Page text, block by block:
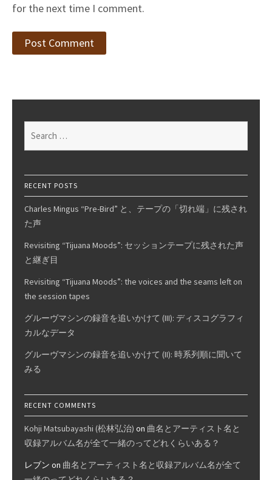
for the next time I comment.
for:
RECENT POSTS
Charles Mingus “Pre-Bird” と、テープの「切れ端」に残され
た声
Revisiting “Tijuana Moods”: セッションテープに残された声
と継ぎ目
Revisiting “Tijuana Moods”: the voices and the seams left on
the session tapes
グルーヴマシンの録音を追いかけて (III): ディスコグラフィ
カルなデータ
グルーヴマシンの録音を追いかけて (II): 時系列順に聞いて
みる
RECENT COMMENTS
Kohji Matsubayashi (松林弘治) on 曲名とアーティスト名と
収録アルバム名が全て一緒のってどれくらいある？
レブン on 曲名とアーティスト名と収録アルバム名が全て